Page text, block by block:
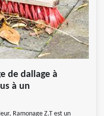
de dallage à
à un
Ramonage Z.T est un